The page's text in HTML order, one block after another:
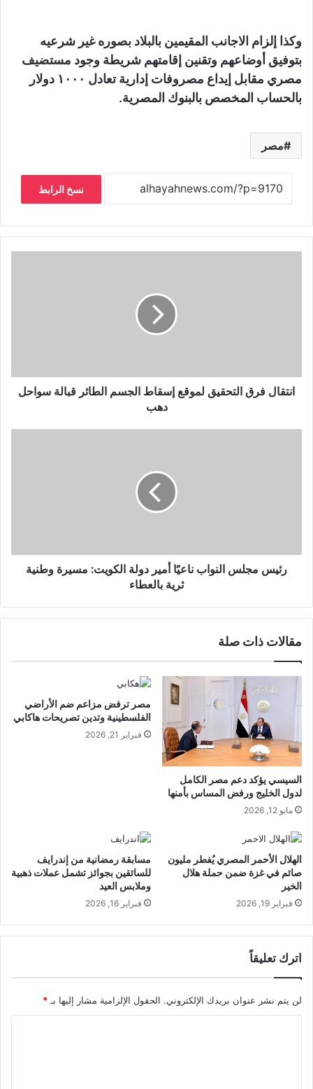
وكذا إلزام الاجانب المقيمين بالبلاد بصوره غير شرعيه
بتوفيق أوضاعهم وتقنين إقامتهم شريطة وجود مستضيف
مصري مقابل إيداع مصروفات إدارية تعادل ١٠٠٠ دولار
بالحساب المخصص بالبنوك المصرية.
مصر
نسخ الرابط
انتقال فرق التحقيق لموقع إسقاط الجسم الطائر قبالة سواحل
دهب
رئيس مجلس النواب ناعيًا أمير دولة الكويت‎: مسيرة وطنية
ثرية بالعطاء
مقالات ذات صلة
السيسي يؤكد دعم مصر الكامل
لدول الخليج ورفض المساس بأمنها
مايو 12, 2026
مصر ترفض مزاعم ضم الأراضي
الفلسطينية وتدين تصريحات هاكابي
فبراير 21, 2026
الهلال الأحمر المصري يُفطر مليون
صائم في غزة ضمن حملة هلال
الخير
فبراير 19, 2026
مسابقة رمضانية من إندرايف
للسائقين بجوائز تشمل عملات ذهبية
وملابس العيد
فبراير 16, 2026
اترك تعليقاً
لن يتم نشر عنوان بريدك الإلكتروني. الحقول الإلزامية مشار إليها بـ *